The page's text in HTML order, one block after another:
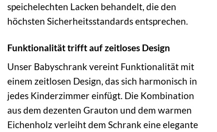
speichelechten Lacken behandelt, die den
höchsten Sicherheitsstandards entsprechen.
Funktionalität trifft auf zeitloses Design
Unser Babyschrank vereint Funktionalität mit
einem zeitlosen Design, das sich harmonisch in
jedes Kinderzimmer einfügt. Die Kombination
aus dem dezenten Grauton und dem warmen
Eichenholz verleiht dem Schrank eine elegante